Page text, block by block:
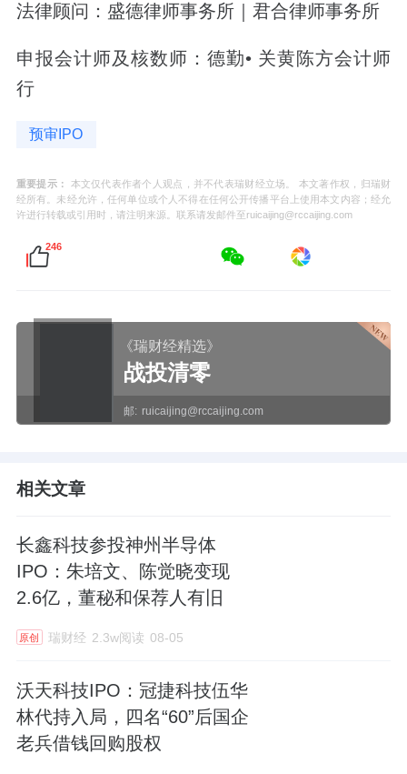
法律顾问：盛德律师事务所｜君合律师事务所
申报会计师及核数师：德勤• 关黄陈方会计师
行
预审IPO
重要提示：
本文仅代表作者个人观点，并不代表瑞财经立场。 本文著作权，归瑞财
经所有。未经允许，任何单位或个人不得在任何公开传播平台上使用本文内容；经允
许进行转载或引用时，请注明来源。联系请发邮件至ruicaijing@rccaijing.com
246
《瑞财经精选》
战投清零
邮: ruicaijing@rccaijing.com
相关文章
长鑫科技参投神州半导体
IPO：朱培文、陈觉晓变现
2.6亿，董秘和保荐人有旧
原创 瑞财经 2.3w阅读 08-05
沃天科技IPO：冠捷科技伍华
林代持入局，四名“60”后国企
老兵借钱回购股权